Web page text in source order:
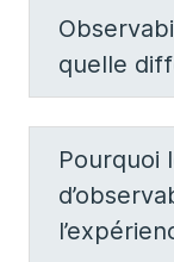
quelle
Pourquoi